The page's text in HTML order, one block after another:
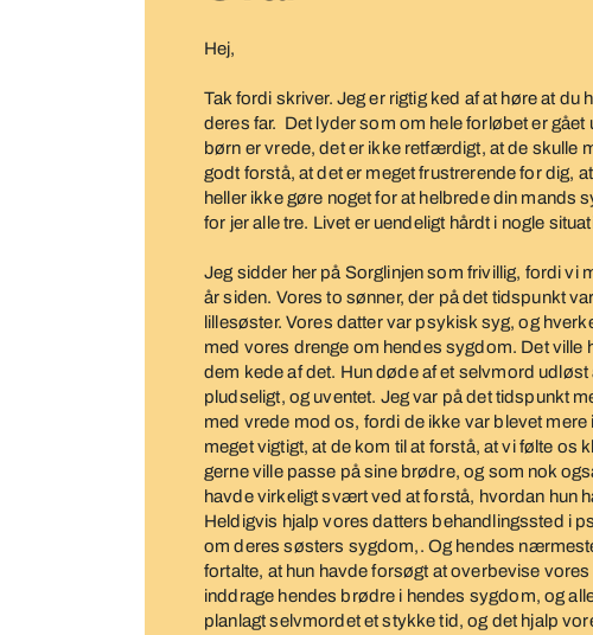
Hej,
Tak fordi skriver. Jeg er rigtig ked af at høre at
deres far. Det lyder som om hele forløbet er
børn er vrede, det er ikke retfærdigt, at de skulle
godt forstå, at det er meget frustrerende for dig,
heller ikke gøre noget for at helbrede din
for jer alle tre. Livet er uendeligt hårdt i nogle
Jeg sidder her på Sorglinjen som frivillig, fordi vi
år siden. Vores to sønner, der på det tidspunkt
lillesøster. Vores datter var psykisk syg, og
med vores drenge om hendes sygdom. Det ville
dem kede af det. Hun døde af et selvmord
pludseligt, og uventet. Jeg var på det tidspunkt
med vrede mod os, fordi de ikke var blevet
meget vigtigt, at de kom til at forstå, at vi følte os
gerne ville passe på sine brødre, og som nok
havde virkeligt svært ved at forstå, hvordan hun
Heldigvis hjalp vores datters behandlingssted i
om deres søsters sygdom,. Og hendes
fortalte, at hun havde forsøgt at overbevise
inddrage hendes brødre i hendes sygdom, og
planlagt selvmordet et stykke tid, og det hjalp